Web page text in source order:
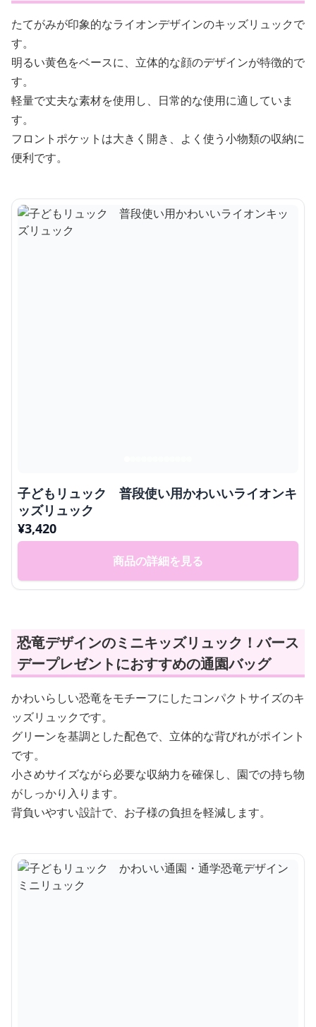
たてがみが印象的なライオンデザインのキッズリュックで
す。
明るい黄色をベースに、立体的な顔のデザインが特徴的で
す。
軽量で丈夫な素材を使用し、日常的な使用に適していま
す。
フロントポケットは大きく開き、よく使う小物類の収納に
便利です。
子どもリュック 普段使い用かわいいライオンキ
ッズリュック
¥3,420
商品の詳細を見る
恐竜デザインのミニキッズリュック！バース
デープレゼントにおすすめの通園バッグ
かわいらしい恐竜をモチーフにしたコンパクトサイズのキ
ッズリュックです。
グリーンを基調とした配色で、立体的な背びれがポイント
です。
小さめサイズながら必要な収納力を確保し、園での持ち物
がしっかり入ります。
背負いやすい設計で、お子様の負担を軽減します。